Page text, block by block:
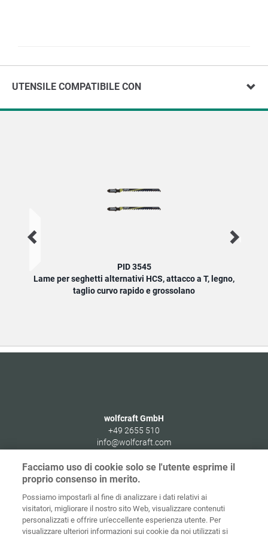
UTENSILE COMPATIBILE CON
PID 3545
Lame per seghetti alternativi HCS, attacco a T, legno,
taglio curvo rapido e grossolano
wolfcraft GmbH
+49 2655 510
info@wolfcraft.com
56746 Kempenich
Germany
Facciamo uso di cookie solo se l'utente esprime il
proprio consenso in merito.
Possiamo impostarli al fine di analizzare i dati relativi ai
visitatori, migliorare il nostro sito Web, visualizzare contenuti
personalizzati e offrire un'eccellente esperienza utente. Per
visualizzare ulteriori informazioni sui cookie da noi utilizzati si